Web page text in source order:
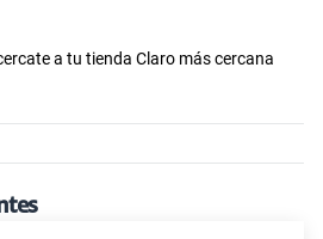
a tu tienda Claro más cercana